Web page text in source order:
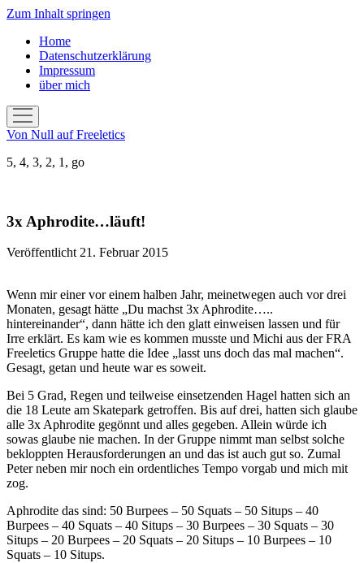
Zum Inhalt springen
Home
Datenschutzerklärung
Impressum
über mich
Menü
öffnen
Von Null auf Freeletics
5, 4, 3, 2, 1, go
3x Aphrodite…läuft!
Veröffentlicht 21. Februar 2015
Wenn mir einer vor einem halben Jahr, meinetwegen auch vor drei
Monaten, gesagt hätte „Du machst 3x Aphrodite…..
hintereinander“, dann hätte ich den glatt einweisen lassen und für
Irre erklärt. Es kam wie es kommen musste und Michi aus der FRA
Freeletics Gruppe hatte die Idee „lasst uns doch das mal machen“.
Gesagt, getan und heute war es soweit.
Bei 5 Grad, Regen und teilweise einsetzenden Hagel hatten sich an
die 18 Leute am Skatepark getroffen. Bis auf drei, hatten sich glaube
alle 3x Aphrodite gegönnt und alles gegeben. Allein würde ich
sowas glaube nie machen. In der Gruppe nimmt man selbst solche
bekloppten Herausforderungen an und das ist auch gut so. Zumal
Peter neben mir noch ein ordentliches Tempo vorgab und mich mit
zog.
Aphrodite das sind: 50 Burpees – 50 Squats – 50 Situps – 40
Burpees – 40 Squats – 40 Situps – 30 Burpees – 30 Squats – 30
Situps – 20 Burpees – 20 Squats – 20 Situps – 10 Burpees – 10
Squats – 10 Situps.